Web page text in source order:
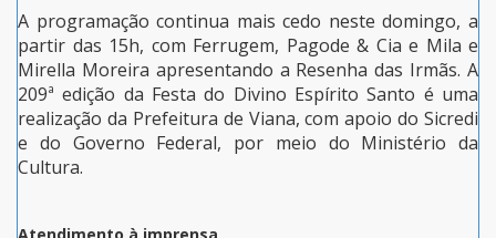
A programação continua mais cedo neste domingo, a
partir das 15h, com Ferrugem, Pagode & Cia e Mila e
Mirella Moreira apresentando a Resenha das Irmãs. A
209ª edição da Festa do Divino Espírito Santo é uma
realização da Prefeitura de Viana, com apoio do Sicredi
e do Governo Federal, por meio do Ministério da
Cultura.